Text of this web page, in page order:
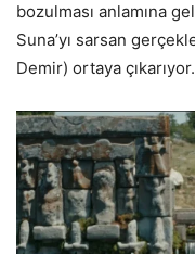
bozulması anlamına
Suna’yı sarsan
Demir) ortaya çıkarıyor.